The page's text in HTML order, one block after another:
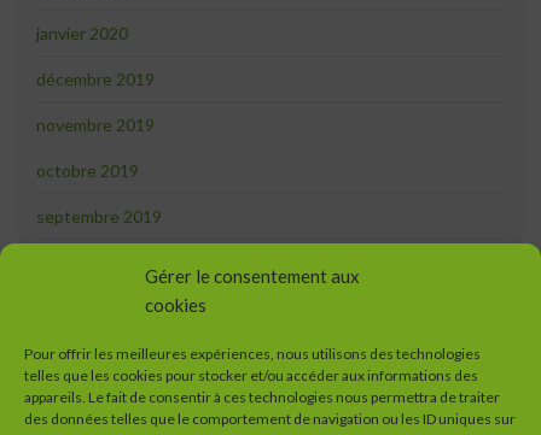
Gérer le consentement aux
cookies
Pour offrir les meilleures expériences, nous utilisons des technologies
telles que les cookies pour stocker et/ou accéder aux informations des
appareils. Le fait de consentir à ces technologies nous permettra de traiter
des données telles que le comportement de navigation ou les ID uniques sur
janvier 2020
décembre 2019
novembre 2019
octobre 2019
septembre 2019
juin 2019
mai 2019